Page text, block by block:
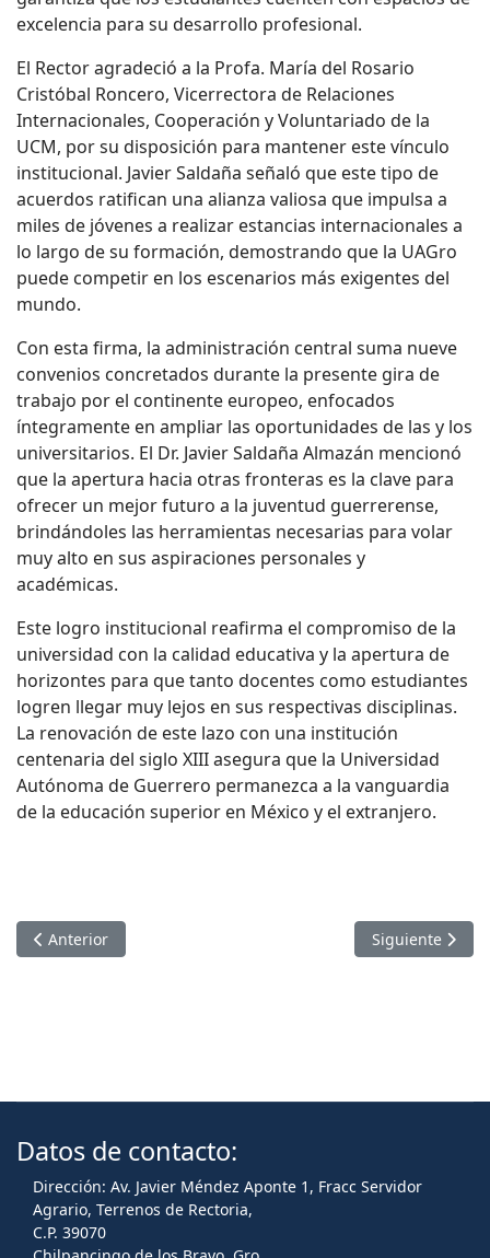
excelencia para su desarrollo profesional.
El Rector agradeció a la Profa. María del Rosario
Cristóbal Roncero, Vicerrectora de Relaciones
Internacionales, Cooperación y Voluntariado de la
UCM, por su disposición para mantener este vínculo
institucional. Javier Saldaña señaló que este tipo de
acuerdos ratifican una alianza valiosa que impulsa a
miles de jóvenes a realizar estancias internacionales a
lo largo de su formación, demostrando que la UAGro
puede competir en los escenarios más exigentes del
mundo.
Con esta firma, la administración central suma nueve
convenios concretados durante la presente gira de
trabajo por el continente europeo, enfocados
íntegramente en ampliar las oportunidades de las y los
universitarios. El Dr. Javier Saldaña Almazán mencionó
que la apertura hacia otras fronteras es la clave para
ofrecer un mejor futuro a la juventud guerrerense,
brindándoles las herramientas necesarias para volar
muy alto en sus aspiraciones personales y
académicas.
Este logro institucional reafirma el compromiso de la
universidad con la calidad educativa y la apertura de
horizontes para que tanto docentes como estudiantes
logren llegar muy lejos en sus respectivas disciplinas.
La renovación de este lazo con una institución
centenaria del siglo XIII asegura que la Universidad
Autónoma de Guerrero permanezca a la vanguardia
de la educación superior en México y el extranjero.
Artículo anterior: ESTUDIANTES DE MOVILIDAD DE LA UAGRO
Anterior Artículo
Siguiente
Datos de contacto:
Dirección: Av. Javier Méndez Aponte 1, Fracc Servidor
Agrario, Terrenos de Rectoria,
C.P. 39070